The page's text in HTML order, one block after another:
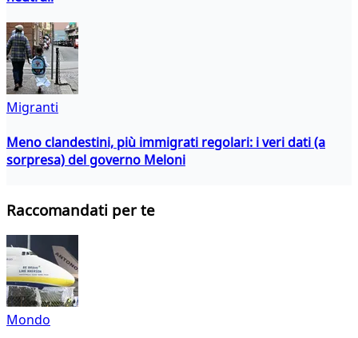
Migranti
Meno clandestini, più immigrati regolari: i veri dati (a
sorpresa) del governo Meloni
Raccomandati per te
Mondo